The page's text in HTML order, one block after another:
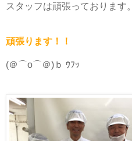
スタッフは頑張っております。
頑張ります！！
(＠⌒ο⌒＠)ｂ ｳﾌｯ